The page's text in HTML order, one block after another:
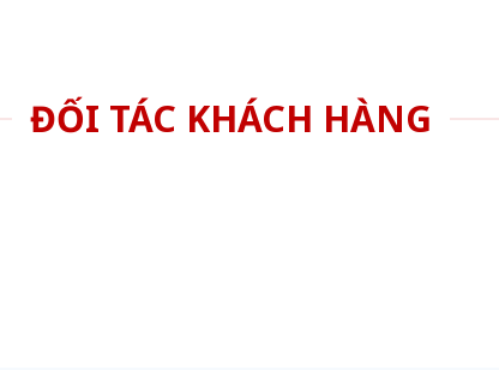
ĐỐI TÁC KHÁCH HÀNG